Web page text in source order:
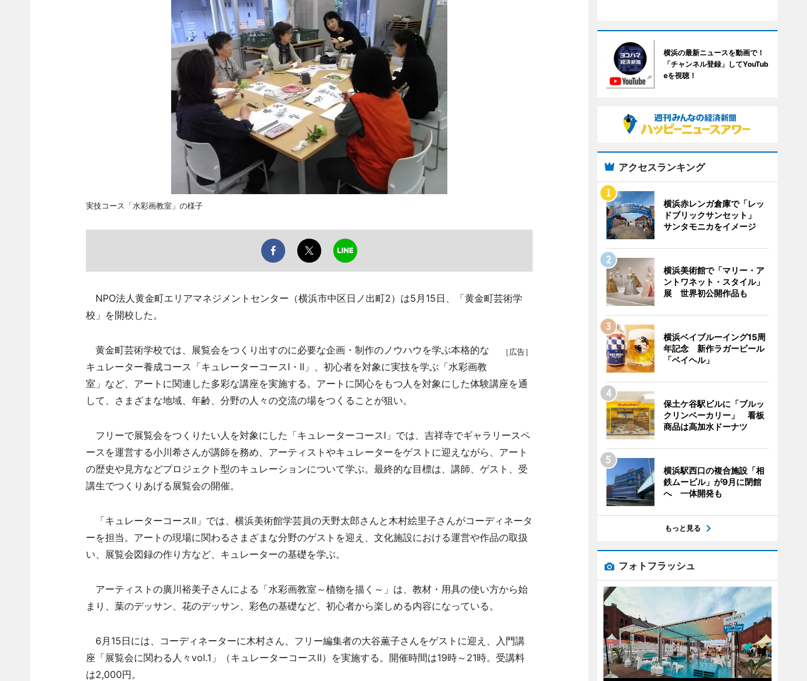
実技コース「水彩画教室」の様子
NPO法人黄金町エリアマネジメントセンター（横浜市中区日ノ出町2）は5月15日、「黄金町芸術学
校」を開校した。
［広告］
黄金町芸術学校では、展覧会をつくり出すのに必要な企画・制作のノウハウを学ぶ本格的な
キュレーター養成コース「キュレーターコースI・II」、初心者を対象に実技を学ぶ「水彩画教
室」など、アートに関連した多彩な講座を実施する。アートに関心をもつ人を対象にした体験講座を通
して、さまざまな地域、年齢、分野の人々の交流の場をつくることが狙い。
フリーで展覧会をつくりたい人を対象にした「キュレーターコースI」では、吉祥寺でギャラリースペ
ースを運営する小川希さんが講師を務め、アーティストやキュレーターをゲストに迎えながら、アート
の歴史や見方などプロジェクト型のキュレーションについて学ぶ。最終的な目標は、講師、ゲスト、受
講生でつくりあげる展覧会の開催。
「キュレーターコースII」では、横浜美術館学芸員の天野太郎さんと木村絵里子さんがコーディネータ
ーを担当。アートの現場に関わるさまざまな分野のゲストを迎え、文化施設における運営や作品の取扱
い、展覧会図録の作り方など、キュレーターの基礎を学ぶ。
アーティストの廣川裕美子さんによる「水彩画教室～植物を描く～」は、教材・用具の使い方から始
まり、葉のデッサン、花のデッサン、彩色の基礎など、初心者から楽しめる内容になっている。
6月15日には、コーディネーターに木村さん、フリー編集者の大谷薫子さんをゲストに迎え、入門講
座「展覧会に関わる人々vol.1」（キュレーターコースII）を実施する。開催時間は19時～21時。受講料
は2,000円。
横浜の最新ニュースを動画で！
「チャンネル登録」してYouTub
eを視聴！
アクセスランキング
横浜赤レンガ倉庫で「レッ
ドブリックサンセット」
サンタモニカをイメージ
横浜美術館で「マリー・ア
ントワネット・スタイル」
展 世界初公開作品も
横浜ベイブルーイング15周
年記念 新作ラガービール
「ベイヘル」
保土ケ谷駅ビルに「ブルッ
クリンベーカリー」 看板
商品は高加水ドーナツ
横浜駅西口の複合施設「相
鉄ムービル」が9月に閉館
へ 一体開発も
もっと見る
フォトフラッシュ